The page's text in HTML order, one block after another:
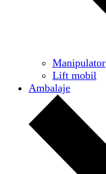
Manipulator
Lift mobil
Ambalaje